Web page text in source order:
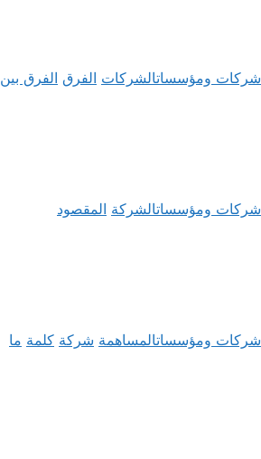
شركات ومؤسساتالشركات الفرق الفرق بين
شركات ومؤسساتالشركة المقصود
شركات ومؤسساتالمساهمة شركة كلمة ما